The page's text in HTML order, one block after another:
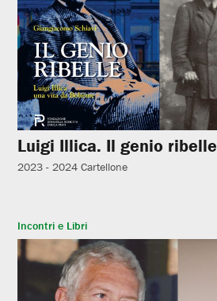
Luigi Illica. Il genio ribelle
2023 - 2024 Cartellone
Incontri e Libri